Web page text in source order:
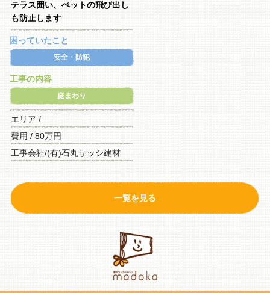
テラス囲い、ぺットの飛び出し
も防止します
困っていたこと
安全・防犯
工事の内容
庭まわり
エリア /
費用 / 80万円
工事会社/(有)石丸サッシ建材
一覧を見る